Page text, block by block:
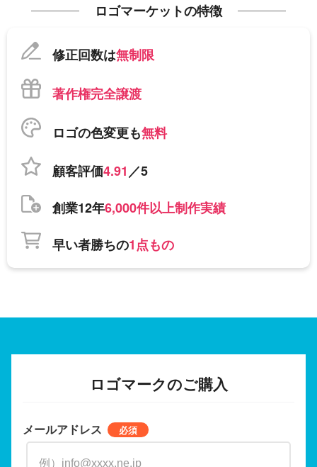
ロゴマーケットの特徴
修正回数は無制限
著作権完全譲渡
ロゴの色変更も無料
顧客評価4.91／5
創業12年6,000件以上制作実績
早い者勝ちの1点もの
ロゴマークのご購入
メールアドレス